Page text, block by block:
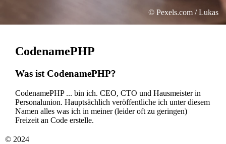
© Pexels.com / Lukas
CodenamePHP
Was ist CodenamePHP?
CodenamePHP ... bin ich. CEO, CTO und Hausmeister in
Personalunion. Hauptsächlich veröffentliche ich unter diesem
Namen alles was ich in meiner (leider oft zu geringen)
Freizeit an Code erstelle.
© 2024